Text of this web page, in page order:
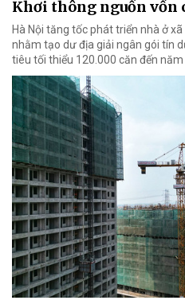
Khơi thông nguồn vốn
Hà Nội tăng tốc phát triển nhà ở
nhằm tạo dư địa giải ngân gói tín
tiêu tối thiểu 120.000 căn đến năm